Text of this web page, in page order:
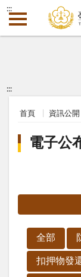
:::
:::
首頁 資訊公開
電子公
全部
扣押物發